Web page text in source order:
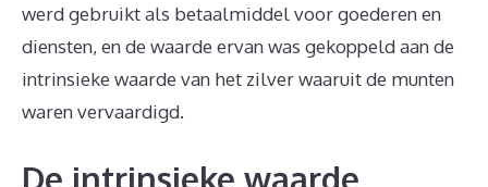
werd gebruikt als betaalmiddel voor goederen en
diensten, en de waarde ervan was gekoppeld aan de
intrinsieke waarde van het zilver waaruit de munten
waren vervaardigd.
De intrinsieke waarde